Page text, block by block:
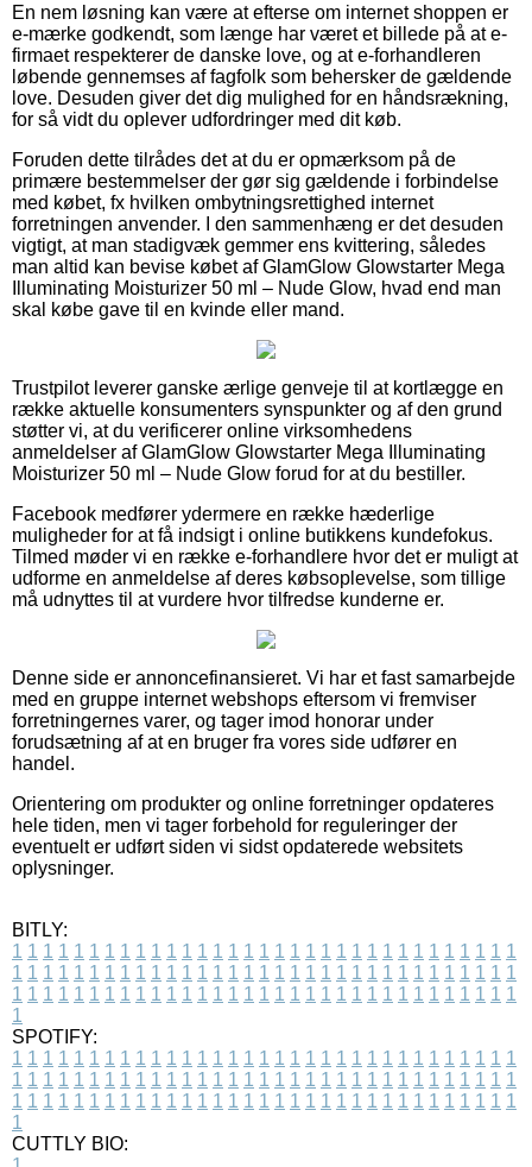
En nem løsning kan være at efterse om internet shoppen er
e-mærke godkendt, som længe har været et billede på at e-
firmaet respekterer de danske love, og at e-forhandleren
løbende gennemses af fagfolk som behersker de gældende
love. Desuden giver det dig mulighed for en håndsrækning,
for så vidt du oplever udfordringer med dit køb.
Foruden dette tilrådes det at du er opmærksom på de
primære bestemmelser der gør sig gældende i forbindelse
med købet, fx hvilken ombytningsrettighed internet
forretningen anvender. I den sammenhæng er det desuden
vigtigt, at man stadigvæk gemmer ens kvittering, således
man altid kan bevise købet af GlamGlow Glowstarter Mega
Illuminating Moisturizer 50 ml – Nude Glow, hvad end man
skal købe gave til en kvinde eller mand.
Trustpilot leverer ganske ærlige genveje til at kortlægge en
række aktuelle konsumenters synspunkter og af den grund
støtter vi, at du verificerer online virksomhedens
anmeldelser af GlamGlow Glowstarter Mega Illuminating
Moisturizer 50 ml – Nude Glow forud for at du bestiller.
Facebook medfører ydermere en række hæderlige
muligheder for at få indsigt i online butikkens kundefokus.
Tilmed møder vi en række e-forhandlere hvor det er muligt at
udforme en anmeldelse af deres købsoplevelse, som tillige
må udnyttes til at vurdere hvor tilfredse kunderne er.
Denne side er annoncefinansieret. Vi har et fast samarbejde
med en gruppe internet webshops eftersom vi fremviser
forretningernes varer, og tager imod honorar under
forudsætning af at en bruger fra vores side udfører en
handel.
Orientering om produkter og online forretninger opdateres
hele tiden, men vi tager forbehold for reguleringer der
eventuelt er udført siden vi sidst opdaterede websitets
oplysninger.
BITLY:
1 1 1 1 1 1 1 1 1 1 1 1 1 1 1 1 1 1 1 1 1 1 1 1 1 1 1 1 1 1 1 1 1
1 1 1 1 1 1 1 1 1 1 1 1 1 1 1 1 1 1 1 1 1 1 1 1 1 1 1 1 1 1 1 1 1
1 1 1 1 1 1 1 1 1 1 1 1 1 1 1 1 1 1 1 1 1 1 1 1 1 1 1 1 1 1 1 1 1
1
SPOTIFY:
1 1 1 1 1 1 1 1 1 1 1 1 1 1 1 1 1 1 1 1 1 1 1 1 1 1 1 1 1 1 1 1 1
1 1 1 1 1 1 1 1 1 1 1 1 1 1 1 1 1 1 1 1 1 1 1 1 1 1 1 1 1 1 1 1 1
1 1 1 1 1 1 1 1 1 1 1 1 1 1 1 1 1 1 1 1 1 1 1 1 1 1 1 1 1 1 1 1 1
1
CUTTLY BIO: